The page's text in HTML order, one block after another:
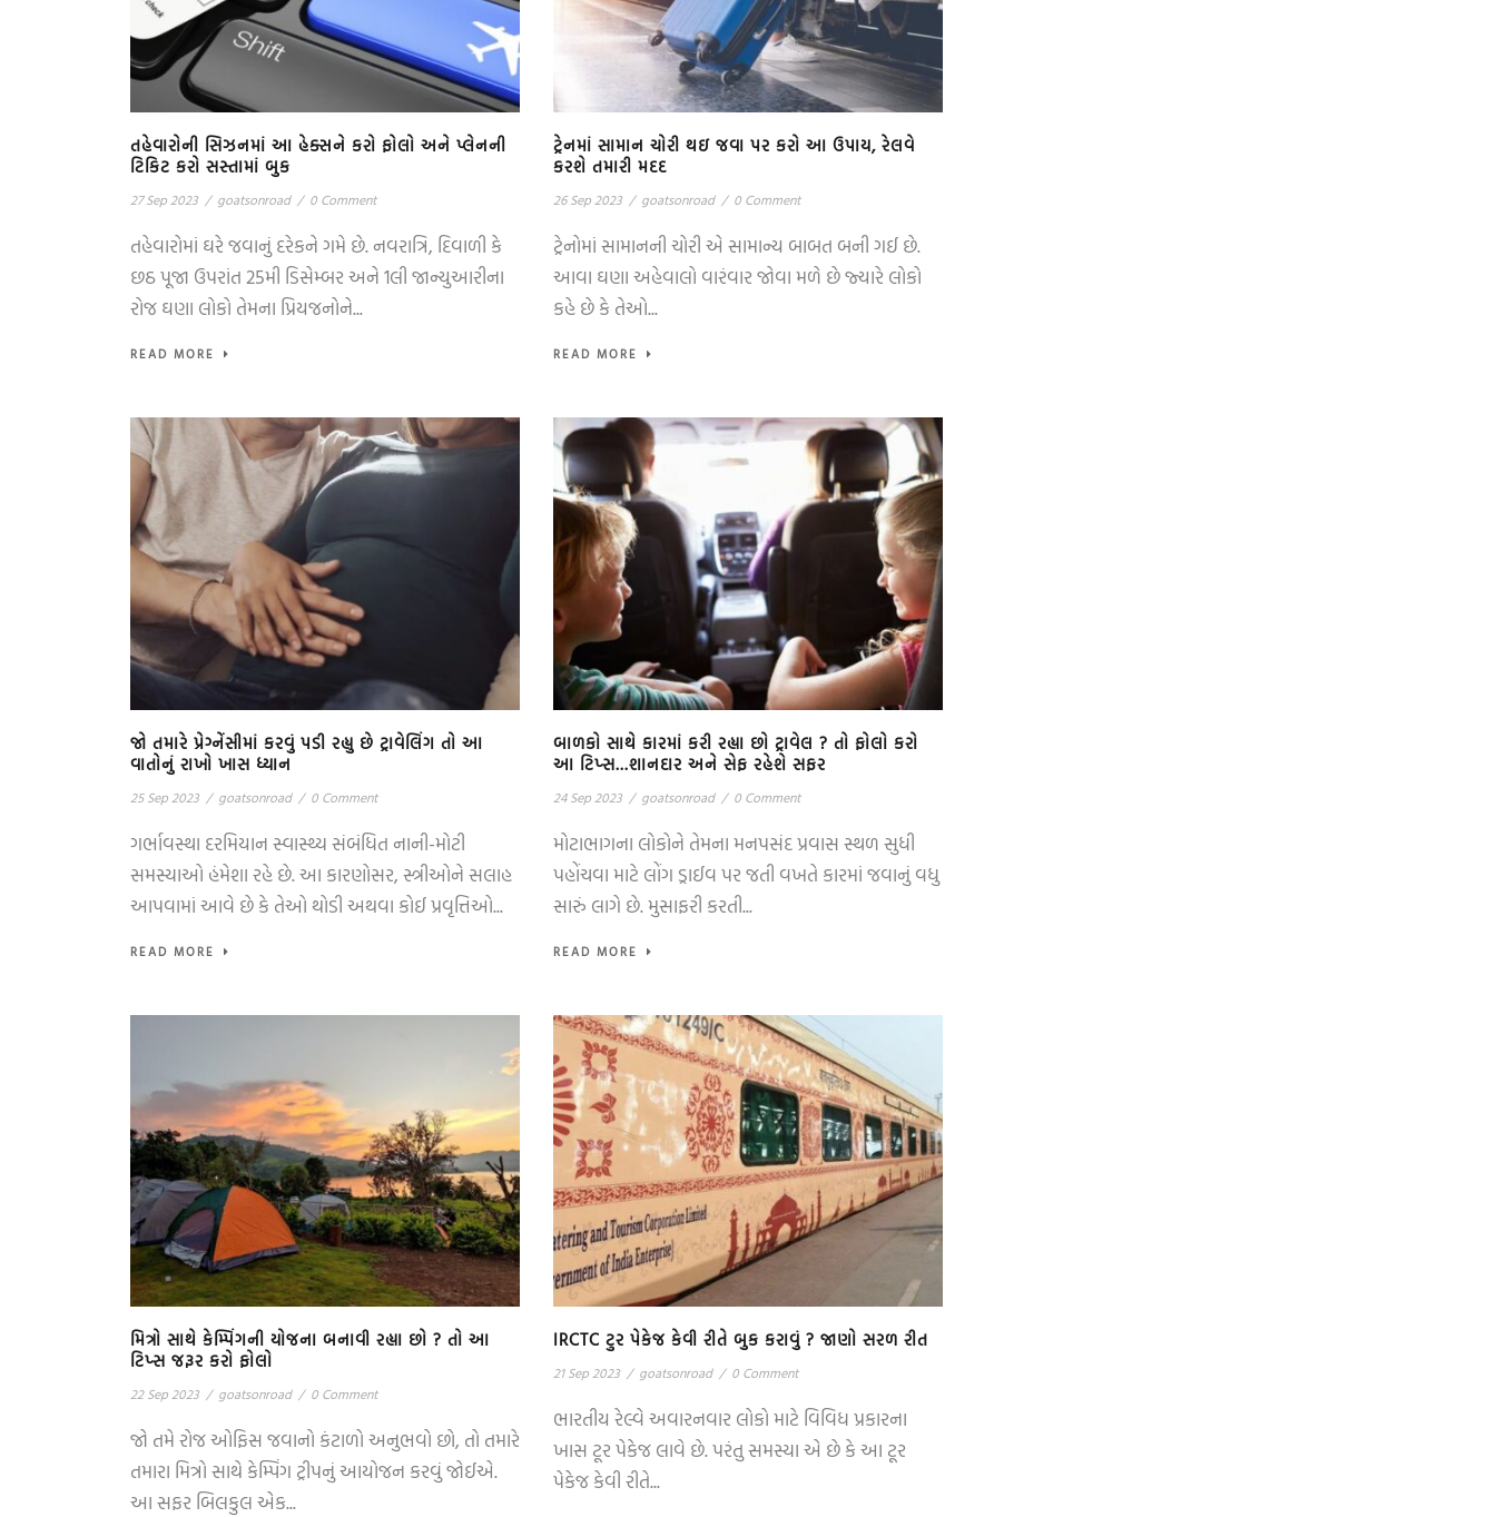
તહેવારોની સિઝનમાં આ હેક્સને કરો ફોલો અને પ્લેનની
ટિકિટ કરો સસ્તામાં બુક
27 Sep 2023 / goatsonroad / 0 Comment
તહેવારોમાં ઘરે જવાનું દરેકને ગમે છે. નવરાત્રિ, દિવાળી કે
છઠ પૂજા ઉપરાંત 25મી ડિસેમ્બર અને 1લી જાન્યુઆરીના
રોજ ઘણા લોકો તેમના પ્રિયજનોને...
READ MORE
ટ્રેનમાં સામાન ચોરી થઇ જવા પર કરો આ ઉપાય, રેલવે
કરશે તમારી મદદ
26 Sep 2023 / goatsonroad / 0 Comment
ટ્રેનોમાં સામાનની ચોરી એ સામાન્ય બાબત બની ગઈ છે.
આવા ઘણા અહેવાલો વારંવાર જોવા મળે છે જ્યારે લોકો
કહે છે કે તેઓ...
READ MORE
જો તમારે પ્રેગ્નેંસીમાં કરવું પડી રહ્યુ છે ટ્રાવેલિંગ તો આ
વાતોનું રાખો ખાસ ધ્યાન
25 Sep 2023 / goatsonroad / 0 Comment
ગર્ભાવસ્થા દરમિયાન સ્વાસ્થ્ય સંબંધિત નાની-મોટી
સમસ્યાઓ હંમેશા રહે છે. આ કારણોસર, સ્ત્રીઓને સલાહ
આપવામાં આવે છે કે તેઓ થોડી અથવા કોઈ પ્રવૃત્તિઓ...
READ MORE
બાળકો સાથે કારમાં કરી રહ્યા છો ટ્રાવેલ ? તો ફોલો કરો
આ ટિપ્સ…શાનદાર અને સેફ રહેશે સફર
24 Sep 2023 / goatsonroad / 0 Comment
મોટાભાગના લોકોને તેમના મનપસંદ પ્રવાસ સ્થળ સુધી
પહોંચવા માટે લોંગ ડ્રાઈવ પર જતી વખતે કારમાં જવાનું વધુ
સારું લાગે છે. મુસાફરી કરતી...
READ MORE
મિત્રો સાથે કેમ્પિંગની યોજના બનાવી રહ્યા છો ? તો આ
ટિપ્સ જરૂર કરો ફોલો
22 Sep 2023 / goatsonroad / 0 Comment
જો તમે રોજ ઓફિસ જવાનો કંટાળો અનુભવો છો, તો તમારે
તમારા મિત્રો સાથે કેમ્પિંગ ટ્રીપનું આયોજન કરવું જોઈએ.
આ સફર બિલકુલ એક...
IRCTC ટુર પેકેજ કેવી રીતે બુક કરાવું ? જાણો સરળ રીત
21 Sep 2023 / goatsonroad / 0 Comment
ભારતીય રેલ્વે અવારનવાર લોકો માટે વિવિધ પ્રકારના
ખાસ ટૂર પેકેજ લાવે છે. પરંતુ સમસ્યા એ છે કે આ ટૂર
પેકેજ કેવી રીતે...